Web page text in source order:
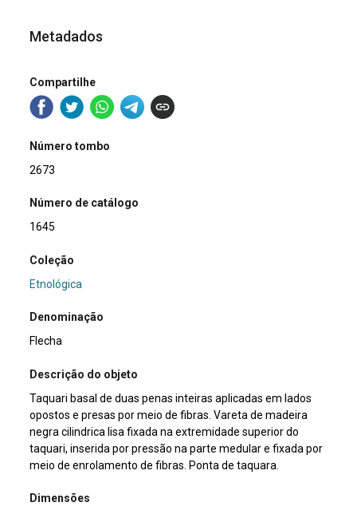
Metadados
Compartilhe
Número tombo
2673
Número de catálogo
1645
Coleção
Etnológica
Denominação
Flecha
Descrição do objeto
Taquari basal de duas penas inteiras aplicadas em lados
opostos e presas por meio de fibras. Vareta de madeira
negra cilindrica lisa fixada na extremidade superior do
taquari, inserida por pressão na parte medular e fixada por
meio de enrolamento de fibras. Ponta de taquara.
Dimensões